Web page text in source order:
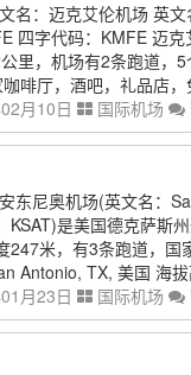
名：迈克艾伦机场 英
四字代码：KMFE 迈
里，机场有2条跑道，
啡厅，酒吧，礼品店
月10日
国际机场
东尼奥机场(英文名：
KSAT)是美国德克萨斯
247米，有3条跑道，国
Antonio, TX, 美国 海
月23日
国际机场